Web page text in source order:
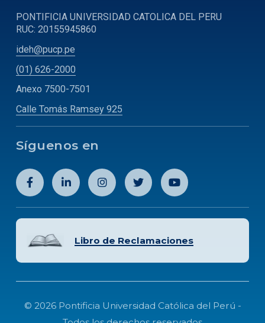
PONTIFICIA UNIVERSIDAD CATOLICA DEL PERU
RUC: 20155945860
ideh@pucp.pe
(01) 626-2000
Anexo 7500-7501
Calle Tomás Ramsey 925
Síguenos en
Libro de Reclamaciones
© 2026 Pontificia Universidad Católica del Perú -